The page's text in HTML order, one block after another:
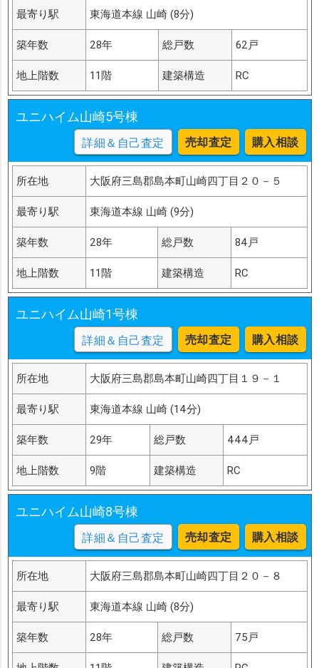
最寄り駅 東海道本線 山崎 (8分)
築年数 28年 総戸数 62戸
地上階数 11階 建築構造 RC
ユニハイム山崎5号棟
詳細＆自己査定 売却査定 購入相談
所在地 大阪府三島郡島本町山崎四丁目２０－５
最寄り駅 東海道本線 山崎 (9分)
築年数 28年 総戸数 84戸
地上階数 11階 建築構造 RC
ユニハイム山崎1号棟
詳細＆自己査定 売却査定 購入相談
所在地 大阪府三島郡島本町山崎四丁目１９－１
最寄り駅 東海道本線 山崎 (14分)
築年数 29年 総戸数 444戸
地上階数 9階 建築構造 RC
ユニハイム山崎8号棟
詳細＆自己査定 売却査定 購入相談
所在地 大阪府三島郡島本町山崎四丁目２０－８
最寄り駅 東海道本線 山崎 (8分)
築年数 28年 総戸数 75戸